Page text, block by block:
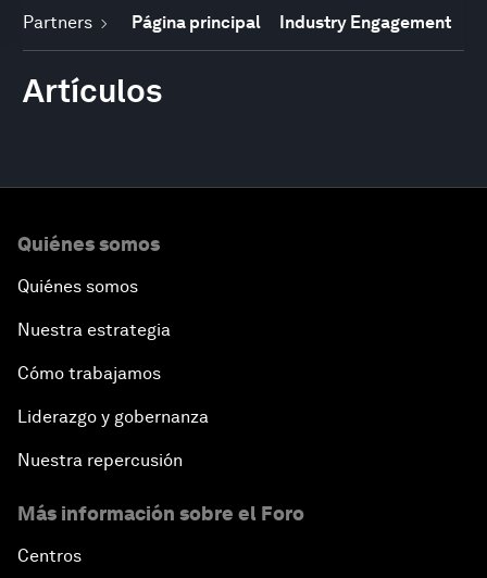
Partners Página principal Industry Engagement
Artículos
Quiénes somos
Quiénes somos
Nuestra estrategia
Cómo trabajamos
Liderazgo y gobernanza
Nuestra repercusión
Más información sobre el Foro
Centros